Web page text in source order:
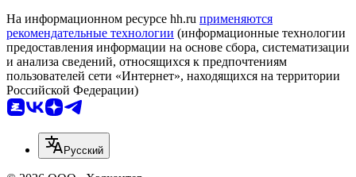
На информационном ресурсе hh.ru применяются
рекомендательные технологии (информационные технологии
предоставления информации на основе сбора, систематизации
и анализа сведений, относящихся к предпочтениям
пользователей сети «Интернет», находящихся на территории
Российской Федерации)
Русский